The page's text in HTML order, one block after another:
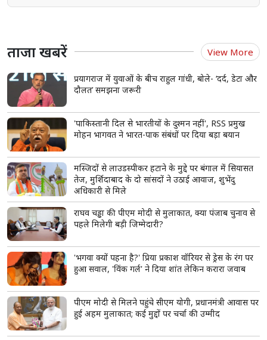
ताजा खबरें View More
प्रयागराज में युवाओं के बीच राहुल गांधी, बोले- ‘दर्द, डेटा और
दौलत’ समझना जरूरी
'पाकिस्तानी दिल से भारतीयों के दुश्मन नहीं', RSS प्रमुख
मोहन भागवत ने भारत-पाक संबंधों पर दिया बड़ा बयान
मस्जिदों से लाउडस्पीकर हटाने के मुद्दे पर बंगाल में सियासत
तेज, मुर्शिदाबाद के दो सांसदों ने उठाई आवाज, शुभेंदु
अधिकारी से मिले
राघव चड्ढा की पीएम मोदी से मुलाकात, क्या पंजाब चुनाव से
पहले मिलेगी बड़ी जिम्मेदारी?
'भगवा क्यों पहना है?' प्रिया प्रकाश वॉरियर से ड्रेस के रंग पर
हुआ सवाल, 'विंक गर्ल' ने दिया शांत लेकिन करारा जवाब
पीएम मोदी से मिलने पहुंचे सीएम योगी, प्रधानमंत्री आवास पर
हुई अहम मुलाकात; कई मुद्दों पर चर्चा की उम्मीद